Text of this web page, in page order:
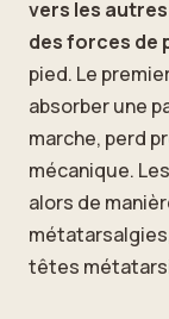
vers les
des forces de
pied. Le
absorber une
marche, perd
mécanique.
alors de
têtes